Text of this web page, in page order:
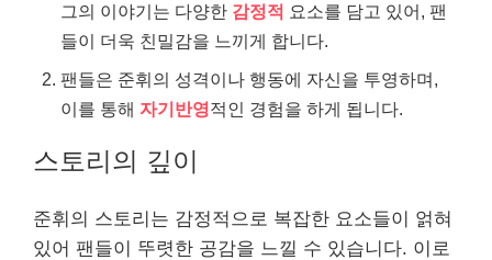
그의 이야기는 다양한 감정적 요소를 담고 있어, 팬
들이 더욱 친밀감을 느끼게 합니다.
팬들은 준휘의 성격이나 행동에 자신을 투영하며,
이를 통해 자기반영적인 경험을 하게 됩니다.
스토리의 깊이
준휘의 스토리는 감정적으로 복잡한 요소들이 얽혀
있어 팬들이 뚜렷한 공감을 느낄 수 있습니다. 이로